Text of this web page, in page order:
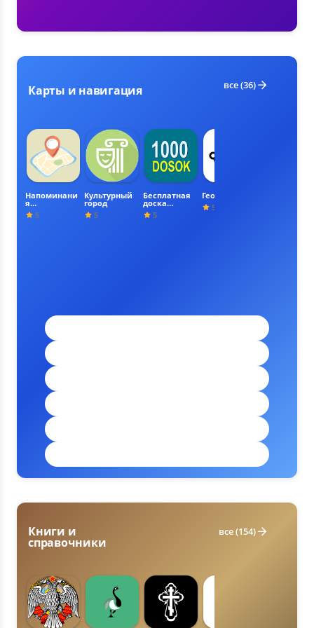
Карты и навигация все (36)
Напоминани
я
местополож
ения
5
Культурный
город
5
Бесплатная
доска
обьявлений.
Ваши доски.
5
Геофиксатор
5
Книги и
справочники
все (154)